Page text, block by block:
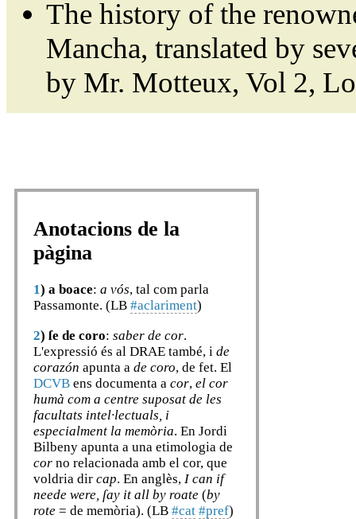
The history of the
Mancha, translated by
by Mr. Motteux, Vol 2,
Anotacions de la
pàgina
1) a boace: a vós, tal com parla
Passamonte. (LB #aclariment)
2) ſe de coro: saber de cor.
L'expressió és al DRAE també, i de
corazón apunta a de coro, de fet. El
DCVB ens documenta a cor, el cor
humà com a centre suposat de les
facultats intel·lectuals, i
especialment la memòria. En Jordi
Bilbeny apunta a una etimologia de
cor no relacionada amb el cor, que
voldria dir cap. En anglès, I can if
neede were, ſay it all by roate (by
rote = de memòria). (LB #cat #pref)